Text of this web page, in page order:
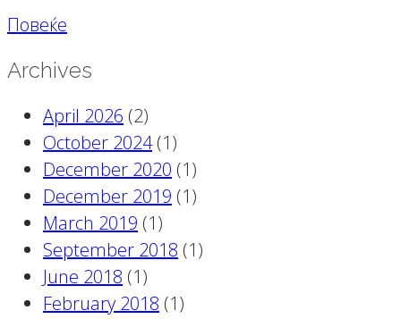
Повеќе
Archives
April 2026 (2)
October 2024(1)
December 2020 (1)
December 2019 (1)
March 2019 (1)
September 2018 (1)
June 2018 (1)
February 2018 (1)